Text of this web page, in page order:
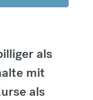
als
mit
als